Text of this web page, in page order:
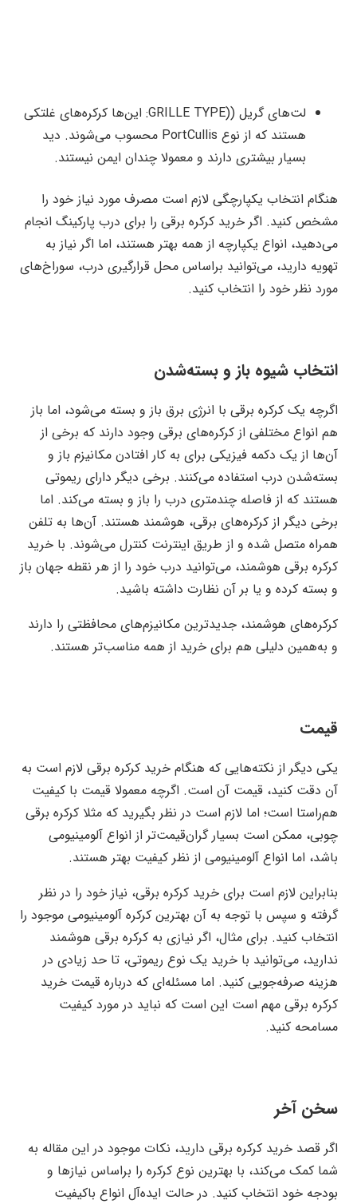
لت‌های گریل ((GRILLE TYPE: این‌ها کرکره‌های غلتکی
هستند که از نوع PortCullis محسوب می‌شوند. دید
بسیار بیشتری دارند و معمولا چندان ایمن نیستند.
هنگام انتخاب یکپارچگی لازم است مصرف مورد نیاز خود را
مشخص کنید. اگر خرید کرکره برقی را برای درب پارکینگ انجام
می‌دهید، انواع یکپارچه از همه بهتر هستند، اما اگر نیاز به
تهویه دارید، می‌توانید براساس محل قرارگیری درب، سوراخ‌های
مورد نظر خود را انتخاب کنید.
انتخاب شیوه باز و بسته‌شدن
اگرچه یک کرکره برقی با انرژی برق باز و بسته می‌شود، اما باز
هم انواع مختلفی از کرکره‌های برقی وجود دارند که برخی از
آن‌ها از یک دکمه فیزیکی برای به‌ کار افتادن مکانیزم باز و
بسته‌شدن درب استفاده می‌کنند. برخی دیگر دارای ریموتی
هستند که از فاصله چندمتری درب را باز و بسته می‌کند. اما
برخی دیگر از کرکره‌های برقی، هوشمند هستند. آن‌ها به تلفن
همراه متصل شده و از طریق اینترنت کنترل می‌شوند. با خرید
کرکره برقی هوشمند، می‌توانید درب خود را از هر نقطه جهان باز
و بسته کرده و یا بر آن نظارت داشته باشید.
کرکره‌های هوشمند، جدیدترین مکانیزم‌های محافظتی را دارند
و به‌همین دلیلی هم برای خرید از همه مناسب‌تر هستند.
قیمت
یکی دیگر از نکته‌هایی که هنگام خرید کرکره برقی لازم است به
آن دقت کنید، قیمت آن است. اگرچه معمولا قیمت با کیفیت
هم‌راستا است؛ اما لازم است در نظر بگیرید که مثلا کرکره برقی
چوبی، ممکن است بسیار گران‌قیمت‌تر از انواع آلومینیومی
باشد، اما انواع آلومینیومی از نظر کیفیت بهتر هستند.
بنابراین لازم است برای خرید کرکره برقی، نیاز خود را در نظر
گرفته و سپس با توجه به آن بهترین کرکره آلومینیومی موجود را
انتخاب کنید. برای مثال، اگر نیازی به کرکره برقی هوشمند
ندارید، می‌توانید با خرید یک نوع ریموتی، تا حد زیادی در
هزینه صرفه‌جویی کنید. اما مسئله‌ای که درباره قیمت خرید
کرکره برقی مهم است این است که نباید در مورد کیفیت
مسامحه کنید.
سخن آخر
اگر قصد خرید کرکره برقی دارید، نکات موجود در این مقاله به
شما کمک می‌کند، با بهترین نوع کرکره را براساس نیازها و
بودجه خود انتخاب کنید. در حالت ایده‌آل انواع باکیفیت